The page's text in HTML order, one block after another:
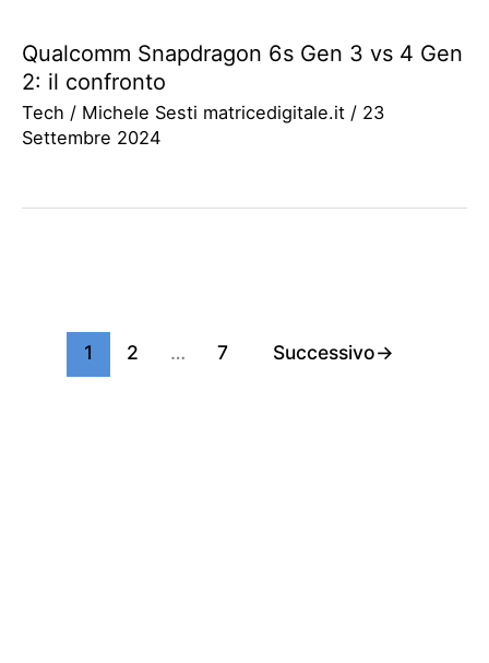
Qualcomm Snapdragon 6s Gen 3 vs 4 Gen
2: il confronto
Tech / Michele Sesti matricedigitale.it / 23
Settembre 2024
1 2 … 7 Successivo→